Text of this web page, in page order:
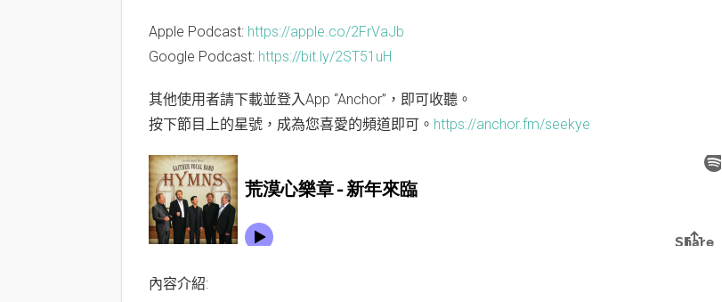
Apple Podcast: https://apple.co/2FrVaJb
Google Podcast: https://bit.ly/2ST51uH
其他使用者請下載並登入App “Anchor”，即可收聽。
按下節目上的星號，成為您喜愛的頻道即可。 https://anchor.fm/seekye
內容介紹: